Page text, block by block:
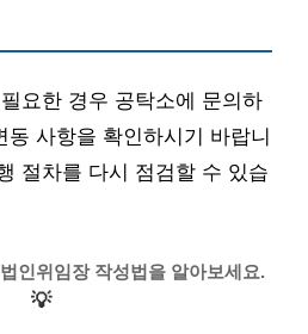
요한 경우 공탁소에 문의하
동 사항을 확인하시기 바랍니
절차를 다시 점검할 수 있습
인위임장 작성법을 알아보세요.
💡